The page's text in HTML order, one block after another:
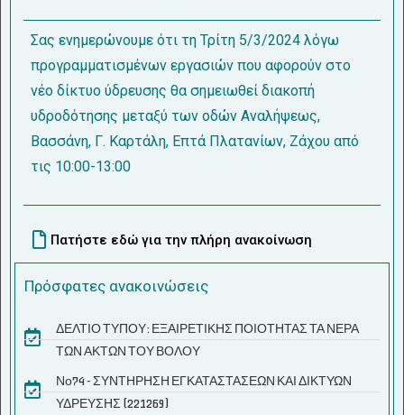
Σας ενημερώνουμε ότι τη Τρίτη 5/3/2024 λόγω
προγραμματισμένων εργασιών που αφορούν στο
νέο δίκτυο ύδρευσης θα σημειωθεί διακοπή
υδροδότησης μεταξύ των οδών Αναλήψεως,
Βασσάνη, Γ. Καρτάλη, Επτά Πλατανίων, Ζάχου από
τις 10:00-13:00
Πατήστε εδώ για την πλήρη ανακοίνωση
Πρόσφατες ανακοινώσεις
ΔΕΛΤΙΟ ΤΥΠΟΥ: ΕΞΑΙΡΕΤΙΚΗΣ ΠΟΙΟΤΗΤΑΣ ΤΑ ΝΕΡΑ
ΤΩΝ ΑΚΤΩΝ ΤΟΥ ΒΟΛΟΥ
Νο74 - ΣΥΝΤΗΡΗΣΗ ΕΓΚΑΤΑΣΤΑΣΕΩΝ ΚΑΙ ΔΙΚΤΥΩΝ
ΥΔΡΕΥΣΗΣ (221269)